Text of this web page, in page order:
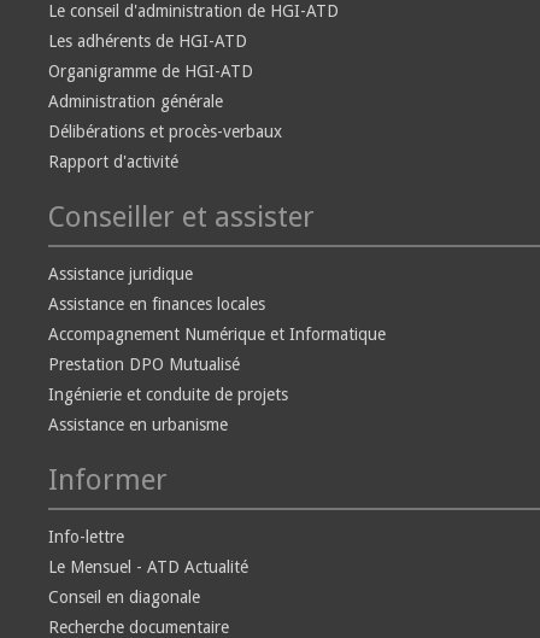
Le conseil d'administration de HGI-ATD
Les adhérents de HGI-ATD
Organigramme de HGI-ATD
Administration générale
Délibérations et procès-verbaux
Rapport d'activité
Conseiller et assister
Assistance juridique
Assistance en finances locales
Accompagnement Numérique et Informatique
Prestation DPO Mutualisé
Ingénierie et conduite de projets
Assistance en urbanisme
Informer
Info-lettre
Le Mensuel - ATD Actualité
Conseil en diagonale
Recherche documentaire